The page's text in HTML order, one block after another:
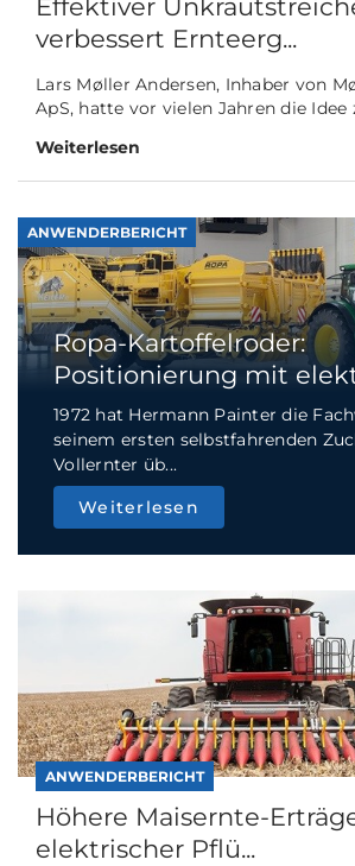
Effektiver
verbessert Ernteerg...
Lars Møller Andersen, Inhaber von
ApS, hatte vor vielen Jahren die Idee
Weiterlesen
ANWENDERBERICHT
Ropa-Kartoffelroder:
Positionierung mit
1972 hat Hermann Painter die
seinem ersten selbstfahrenden
Vollernter üb...
Weiterlesen
ANWENDERBERICHT
Höhere Maisernte-
elektrischer Pflü...